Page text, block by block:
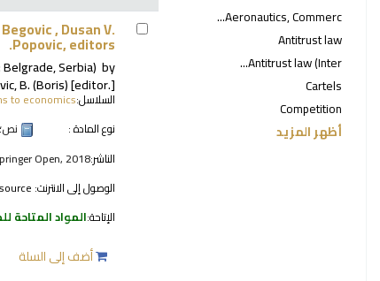
Aeronautics, Commerc...
Antitrust law
Antitrust law (Inter...
Cartels
Competition
أظهر المزيد
, Dusan V.
Popovic, editors.
by
Serbia)
B. (Boris)[editor.]
السلاسل:to economics
نوع المادة :
نص
الناشر:Open, 2018
الوصول إلى الانترنت:
الإتاحة:المواد المتاحة
أضف إلى السلة